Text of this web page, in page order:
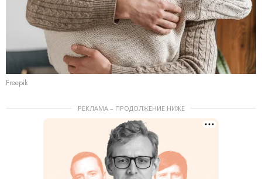
Freepik
РЕКЛАМА – ПРОДОЛЖЕНИЕ НИЖЕ